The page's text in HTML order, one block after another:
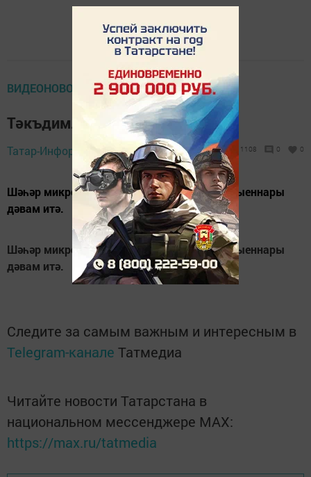
ВИДЕОНОВОСТИ ТВ
Тәкъдимле, рәхмәтле җыен
Татар-Информ, 28 августа 2014 - 09:25 1108 0 0
Шәһәр микрорайоннарында гражданнар җыеннары
дәвам итә.
Шәһәр микрорайоннарында гражданнар җыеннары
дәвам итә.
Следите за самым важным и интересным в
Telegram-канале Татмедиа
Читайте новости Татарстана в
национальном мессенджере MАХ:
https://max.ru/tatmedia